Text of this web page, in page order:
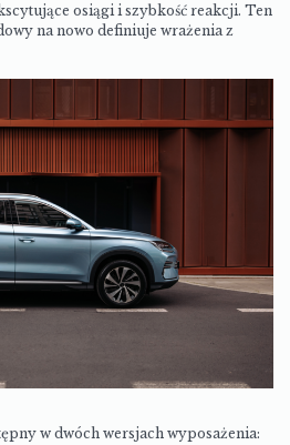
osiągi i szybkość reakcji. Ten
na nowo definiuje wrażenia z
w dwóch wersjach wyposażenia: